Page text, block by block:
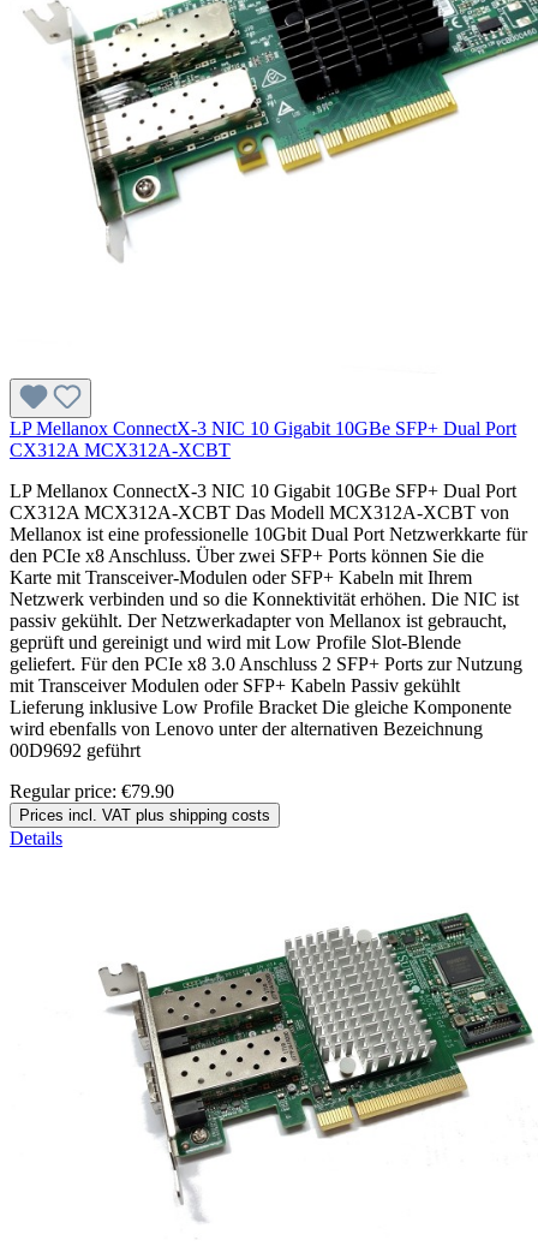
LP Mellanox ConnectX-3 NIC 10 Gigabit 10GBe SFP+ Dual Port
CX312A MCX312A-XCBT
LP Mellanox ConnectX-3 NIC 10 Gigabit 10GBe SFP+ Dual Port
CX312A MCX312A-XCBT Das Modell MCX312A-XCBT von
Mellanox ist eine professionelle 10Gbit Dual Port Netzwerkkarte für
den PCIe x8 Anschluss. Über zwei SFP+ Ports können Sie die
Karte mit Transceiver-Modulen oder SFP+ Kabeln mit Ihrem
Netzwerk verbinden und so die Konnektivität erhöhen. Die NIC ist
passiv gekühlt. Der Netzwerkadapter von Mellanox ist gebraucht,
geprüft und gereinigt und wird mit Low Profile Slot-Blende
geliefert. Für den PCIe x8 3.0 Anschluss 2 SFP+ Ports zur Nutzung
mit Transceiver Modulen oder SFP+ Kabeln Passiv gekühlt
Lieferung inklusive Low Profile Bracket Die gleiche Komponente
wird ebenfalls von Lenovo unter der alternativen Bezeichnung
00D9692 geführt
Regular price: €79.90
Prices incl. VAT plus shipping costs
Details